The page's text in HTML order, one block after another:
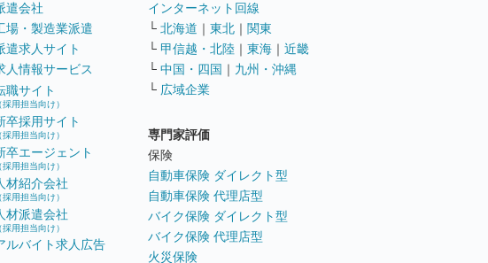
遣会社
場・製造業派遣
遣求人サイト
人情報サービス
職サイト
採用担当向け）
卒採用サイト
採用担当向け）
卒エージェント
採用担当向け）
材紹介会社
採用担当向け）
材派遣会社
採用担当向け）
ルバイト求人広告
インターネット回線
└ 北海道 ｜ 東北 ｜ 関東
└ 甲信越・北陸 ｜ 東海 ｜ 近畿
└ 中国・四国 ｜ 九州・沖縄
└ 広域企業
専門家評価
保険
自動車保険 ダイレクト型
自動車保険 代理店型
バイク保険 ダイレクト型
バイク保険 代理店型
火災保険